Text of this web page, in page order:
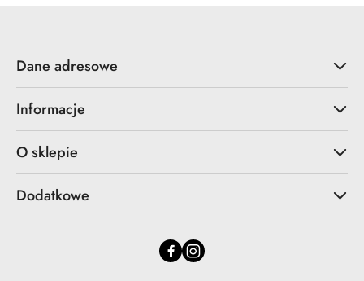
Dane adresowe
Informacje
O sklepie
Dodatkowe